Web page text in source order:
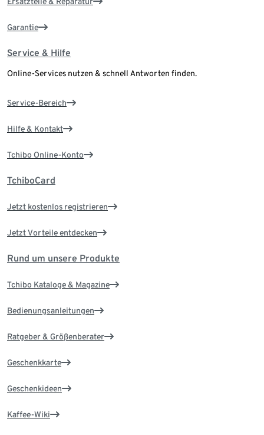
Garantie
Service & Hilfe
Online-Services nutzen & schnell Antworten finden.
Service-Bereich
Hilfe & Kontakt
Tchibo Online-Konto
TchiboCard
Jetzt kostenlos registrieren
Jetzt Vorteile entdecken
Rund um unsere Produkte
Tchibo Kataloge & Magazine
Bedienungsanleitungen
Ratgeber & Größenberater
Geschenkkarte
Geschenkideen
Kaffee-Wiki